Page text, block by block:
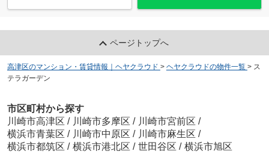
ページトップへ
高津区のマンション・賃貸情報｜ヘヤクラウド > ヘヤクラウドの物件一覧 > ス
テラガーデン
市区町村から探す
川崎市高津区 / 川崎市多摩区 / 川崎市宮前区 /
横浜市青葉区 / 川崎市中原区 / 川崎市麻生区 /
横浜市都筑区 / 横浜市港北区 / 世田谷区 / 横浜市旭区